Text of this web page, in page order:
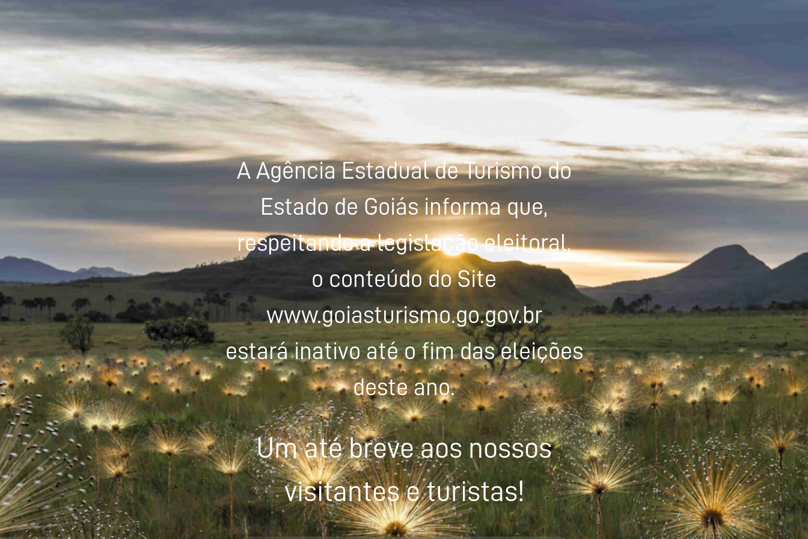
A Agência Estadual de Turismo do
Estado de Goiás informa que,
respeitando a legislação eleitoral,
o conteúdo do Site
www.goiasturismo.go.gov.br
estará inativo até o fim das eleições
deste ano.
Um até breve aos nossos
visitantes e turistas!